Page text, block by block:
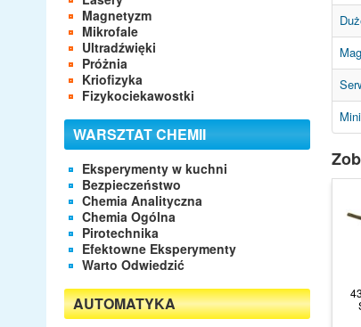
Magnetyzm
Mikrofale
Ultradźwięki
Próżnia
Kriofizyka
Fizykociekawostki
WARSZTAT CHEMII
Eksperymenty w kuchni
Bezpieczeństwo
Chemia Analityczna
Chemia Ogólna
Pirotechnika
Efektowne Eksperymenty
Warto Odwiedzić
AUTOMATYKA